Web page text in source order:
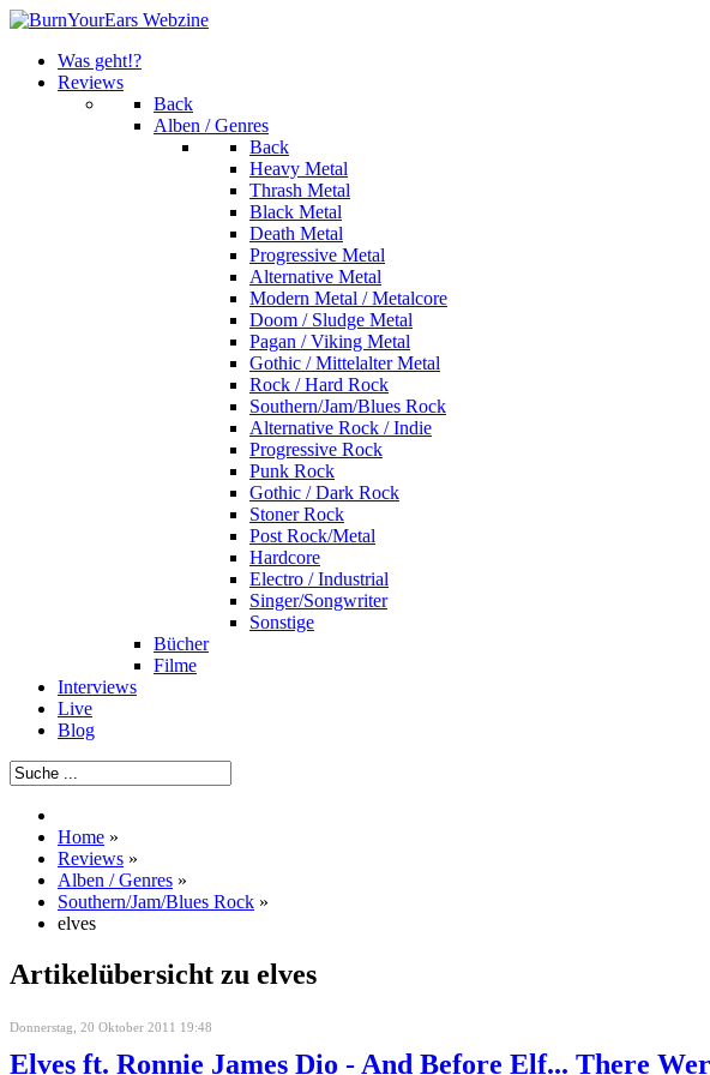
Was geht!?
Reviews
Back
Alben / Genres
Back
Heavy Metal
Thrash Metal
Black Metal
Death Metal
Progressive Metal
Alternative Metal
Modern Metal / Metalcore
Doom / Sludge Metal
Pagan / Viking Metal
Gothic / Mittelalter Metal
Rock / Hard Rock
Southern/Jam/Blues Rock
Alternative Rock / Indie
Progressive Rock
Punk Rock
Gothic / Dark Rock
Stoner Rock
Post Rock/Metal
Hardcore
Electro / Industrial
Singer/Songwriter
Sonstige
Bücher
Filme
Interviews
Live
Blog
Home »
Reviews »
Alben / Genres »
Southern/Jam/Blues Rock »
elves
Artikelübersicht zu elves
Donnerstag, 20 Oktober 2011 19:48
Elves ft. Ronnie James Dio - And Before Elf... There